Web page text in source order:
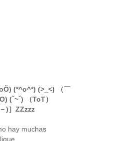
(*^o^*) (>_<) （￣
(ˇ~ˇ) （ToT）
)］ZZzzz
hay muchas